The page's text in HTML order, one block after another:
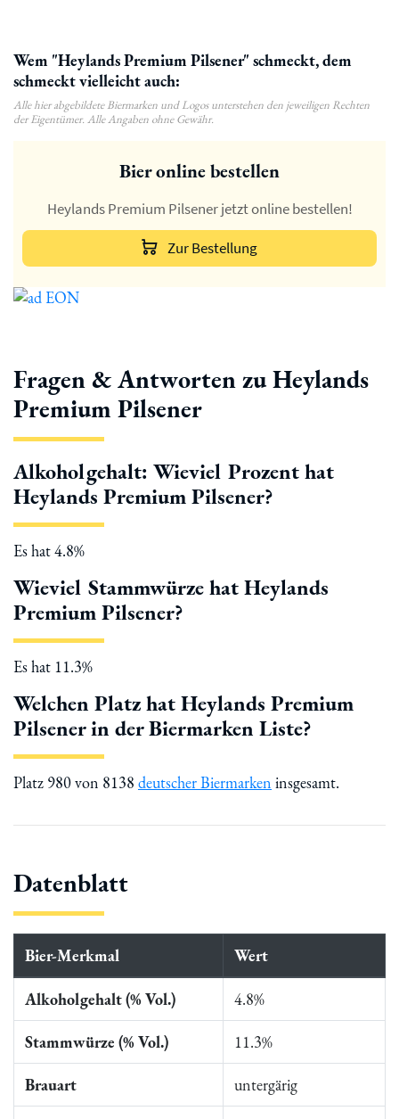
Wem "Heylands Premium Pilsener" schmeckt, dem
schmeckt vielleicht auch:
Alle hier abgebildete Biermarken und Logos unterstehen den jeweiligen Rechten
der Eigentümer. Alle Angaben ohne Gewähr.
Bier online bestellen
Heylands Premium Pilsener jetzt online bestellen!
Zur Bestellung
Fragen & Antworten zu Heylands
Premium Pilsener
Alkoholgehalt: Wieviel Prozent hat
Heylands Premium Pilsener?
Es hat 4.8%
Wieviel Stammwürze hat Heylands
Premium Pilsener?
Es hat 11.3%
Welchen Platz hat Heylands Premium
Pilsener in der Biermarken Liste?
Platz 980 von 8138 deutscher Biermarken insgesamt.
Datenblatt
Bier-Merkmal Wert
Alkoholgehalt (% Vol.) 4.8%
Stammwürze (% Vol.) 11.3%
Brauart untergärig